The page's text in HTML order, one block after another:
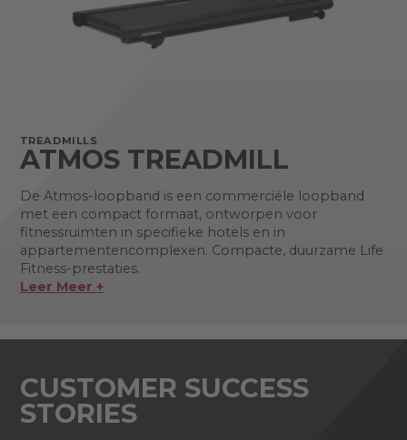
TREADMILLS
ATMOS TREADMILL
De Atmos-loopband is een commerciële loopband
met een compact formaat, ontworpen voor
fitnessruimten in specifieke hotels en in
appartementencomplexen. Compacte, duurzame Life
Fitness-prestaties.
Leer Meer +
CUSTOMER SUCCESS
STORIES